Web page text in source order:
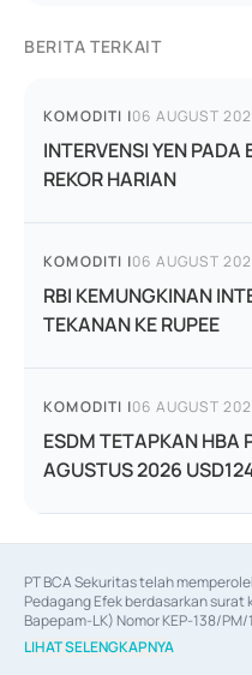
BERITA TERKAIT
KOMODITI |06 AUGUST
INTERVENSI YEN
REKOR HARIAN
KOMODITI |06 AUGUST
RBI KEMUNGKINAN
TEKANAN KE RUPEE
KOMODITI |06 AUGUST
ESDM TETAPKAN HBA
AGUSTUS 2026
PT BCA Sekuritas telah
Pedagang Efek berdasarkan
Bapepam-LK) Nomor KEP-138/
06/D.04/2014 tanggal 28 Februari
Efek berdasarkan surat keputusan
LIHAT SELENGKAPNYA